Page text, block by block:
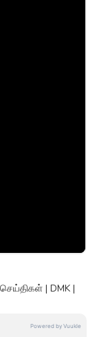
செய்திகள் | DMK |